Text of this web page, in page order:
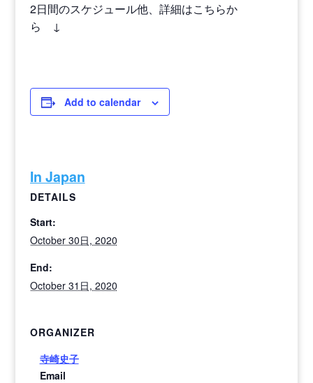
2日間のスケジュール他、詳細はこちらか
ら ↓
Add to calendar
In Japan
DETAILS
Start:
October 30日, 2020
End:
October 31日, 2020
ORGANIZER
寺崎史子
Email